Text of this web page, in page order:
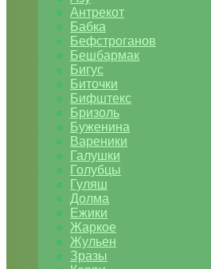
Антрекот
Бабка
Бефстроганов
Бешбармак
Бигус
Биточки
Бифштекс
Бризоль
Буженина
Вареники
Галушки
Голубцы
Гуляш
Долма
Ежики
Жаркое
Жульен
Зразы